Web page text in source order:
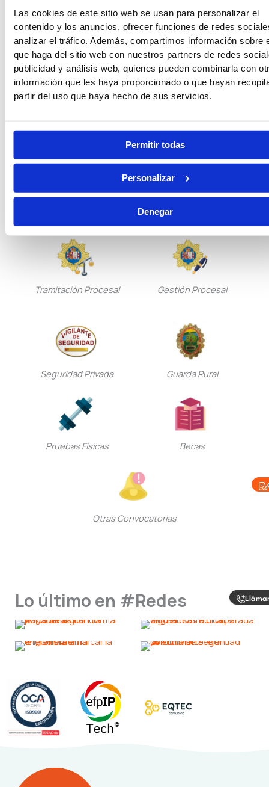
Las cookies de este sitio web se usan para personalizar el
contenido y los anuncios, ofrecer funciones de redes
analizar el tráfico. Además, compartimos información sobre
que haga del sitio web con nuestros partners de redes
publicidad y análisis web, quienes pueden combinarla con
información que les haya proporcionado o que hayan
partir del uso que haya hecho de sus servicios.
Permitir todas
Personalizar
Denegar
Guardia Civil Tropa y Marinería
Vigilancia Aduanera
Instituciones
Penitenciarias
Auxilio Judicial
Tramitación Procesal Gestión Procesal
Seguridad Privada Guarda Rural
Pruebas Físicas Becas
Otras Convocatorias
Lo último en #Redes